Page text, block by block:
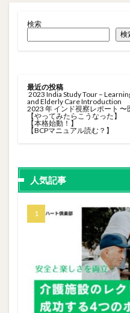
検索
検
最近の投稿
2023 India Study Tour –
and Elderly Care Introduction
2023 年 インド視察レポート
【やってみたらこうなった】
【本格始動！】
【BCPマニュアル読む？】
人気記事